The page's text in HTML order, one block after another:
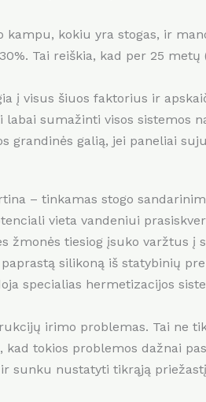
kokiu yra stogas, ir
Tai reiškia, kad per 25 metų
į visus šiuos faktorius ir
sumažinti visos sistemos
grandinės galią, jei paneliai
– tinkamas stogo
vieta vandeniui
tiesiog įsuko varžtus į
silikoną iš statybinių
specialias hermetizacijos
irimo problemas. Tai ne
tokios problemos dažnai
sunku nustatyti tikrąją